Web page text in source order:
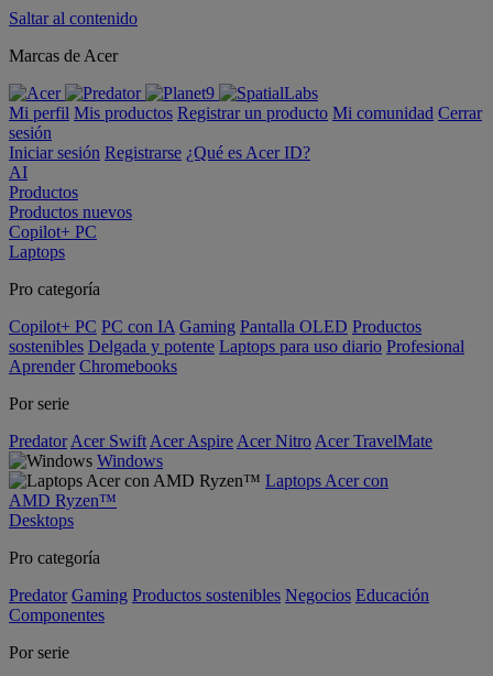
Saltar al contenido
Marcas de Acer
Mi perfil Mis productos Registrar un producto Mi comunidad Cerrar
sesión
Iniciar sesión Registrarse ¿Qué es Acer ID?
AI
Productos
Productos nuevos
Copilot+ PC
Laptops
Pro categoría
Copilot+ PC PC con IA Gaming Pantalla OLED Productos
sostenibles Delgada y potente Laptops para uso diario Profesional
Aprender Chromebooks
Por serie
Predator Acer Swift Acer Aspire Acer Nitro Acer TravelMate
Windows
Laptops Acer con
AMD Ryzen™
Desktops
Pro categoría
Predator Gaming Productos sostenibles Negocios Educación
Componentes
Por serie